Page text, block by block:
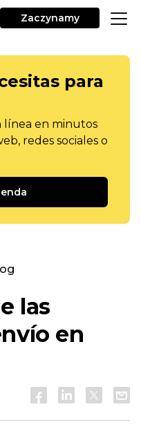
Zaczynamy
para
línea en minutos
redes sociales o
las
en